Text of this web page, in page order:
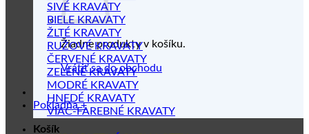
Žiadne produkty v košíku.
Vrátiť sa do obchodu
Pokladňa +
Košík
SIVÉ KRAVATY
BIELE KRAVATY
ŽLTÉ KRAVATY
RUŽOVÉ KRAVATY
ČERVENÉ KRAVATY
ZELENÉ KRAVATY
MODRÉ KRAVATY
HNEDÉ KRAVATY
VIAC-FAREBNÉ KRAVATY